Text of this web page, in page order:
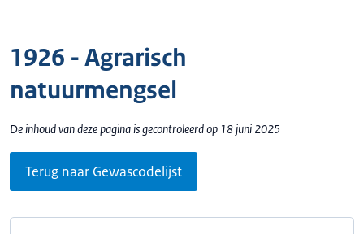
1926 - Agrarisch
natuurmengsel
De inhoud van deze pagina is gecontroleerd op 18 juni 2025
Terug naar Gewascodelijst